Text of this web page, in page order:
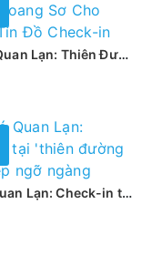
Bãi Rùa Quan Lạn: Thiên Đường Hoang Sơ Cho Những Tín Đồ Check-in
Eo Gió Quan Lạn: Check-in tại 'thiên đường biển' đẹp ngỡ ngàng